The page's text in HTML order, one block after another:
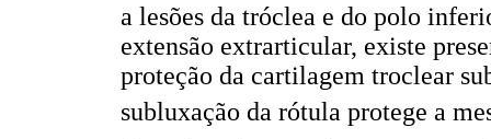
a lesões da tróclea e do polo
extensão extrarticular, existe
proteção da cartilagem troclear
subluxação da rótula protege a